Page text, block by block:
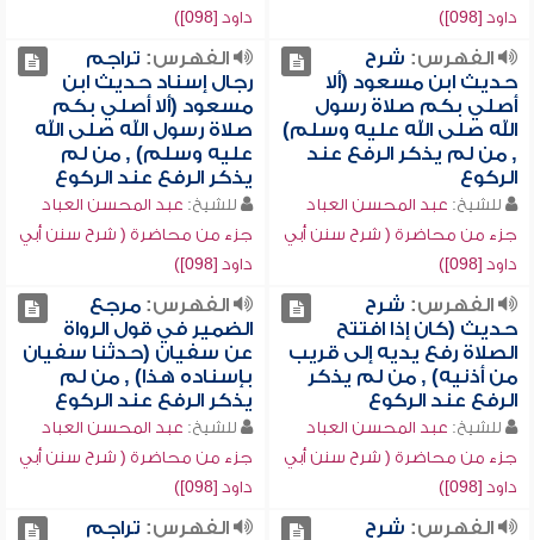
داود [098])
داود [098])
الفهرس: شرح
حديث ابن مسعود (ألا
أصلي بكم صلاة رسول
الله صلى الله عليه وسلم)
, من لم يذكر الرفع عند
الركوع
للشيخ: عبد المحسن العباد
جزء من محاضرة ( شرح سنن أبي
داود [098])
الفهرس: تراجم
رجال إسناد حديث ابن
مسعود (ألا أصلي بكم
صلاة رسول الله صلى الله
عليه وسلم) , من لم
يذكر الرفع عند الركوع
للشيخ: عبد المحسن العباد
جزء من محاضرة ( شرح سنن أبي
داود [098])
الفهرس: شرح
حديث (كان إذا افتتح
الصلاة رفع يديه إلى قريب
من أذنيه) , من لم يذكر
الرفع عند الركوع
للشيخ: عبد المحسن العباد
جزء من محاضرة ( شرح سنن أبي
داود [098])
الفهرس:مرجع
الضمير في قول الرواة
عن سفيان (حدثنا سفيان
بإسناده هذا) , من لم
يذكر الرفع عند الركوع
للشيخ: عبد المحسن العباد
جزء من محاضرة ( شرح سنن أبي
داود [098])
الفهرس: شرح
الفهرس: تراجم